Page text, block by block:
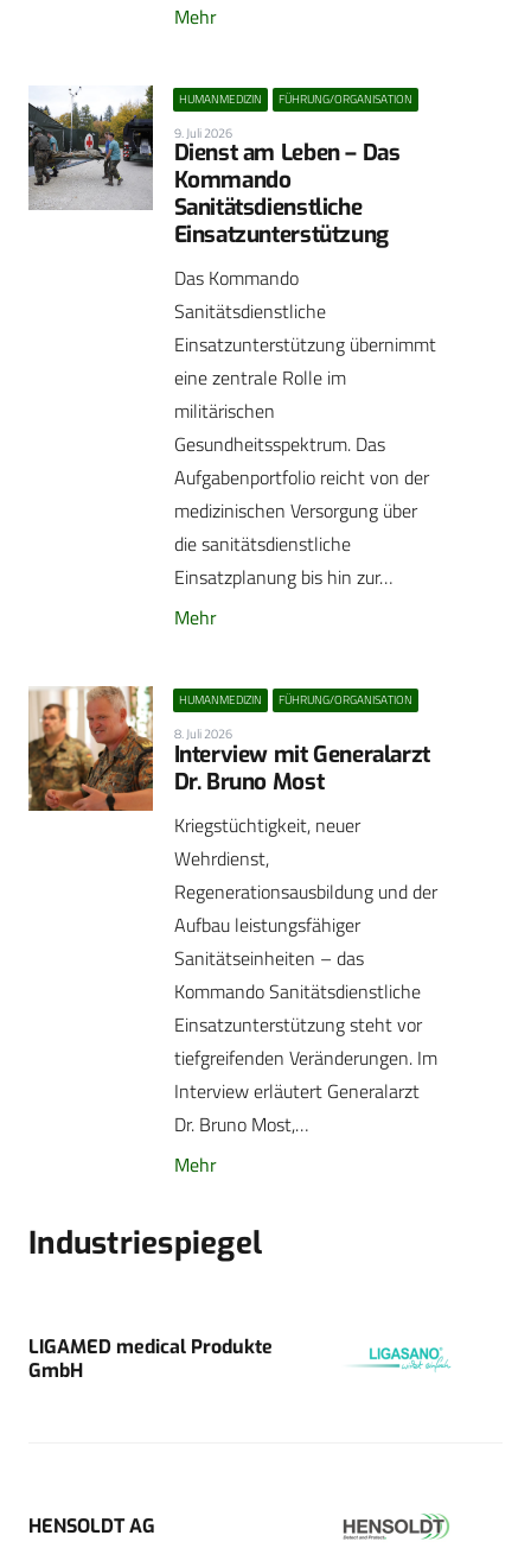
Mehr
HUMANMEDIZIN FÜHRUNG/ORGANISATION
9. Juli 2026
Dienst am Leben – Das
Kommando
Sanitätsdienstliche
Einsatzunterstützung
Das Kommando
Sanitätsdienstliche
Einsatzunterstützung übernimmt
eine zentrale Rolle im
militärischen
Gesundheitsspektrum. Das
Aufgabenportfolio reicht von der
medizinischen Versorgung über
die sanitätsdienstliche
Einsatzplanung bis hin zur…
Mehr
HUMANMEDIZIN FÜHRUNG/ORGANISATION
8. Juli 2026
Interview mit Generalarzt
Dr. Bruno Most
Kriegstüchtigkeit, neuer
Wehrdienst,
Regenerationsausbildung und der
Aufbau leistungsfähiger
Sanitätseinheiten – das
Kommando Sanitätsdienstliche
Einsatzunterstützung steht vor
tiefgreifenden Veränderungen. Im
Interview erläutert Generalarzt
Dr. Bruno Most,…
Mehr
Industriespiegel
LIGAMED medical Produkte
GmbH
HENSOLDT AG